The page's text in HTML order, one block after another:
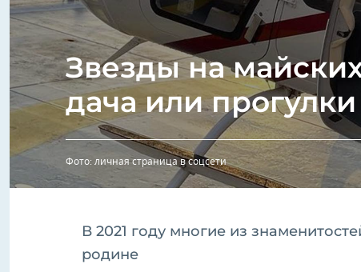
Звезды на
дача или
Фото: личная страница в соцсети
В 2021 году многие из
родине